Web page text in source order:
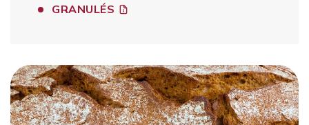
GRANULÉS